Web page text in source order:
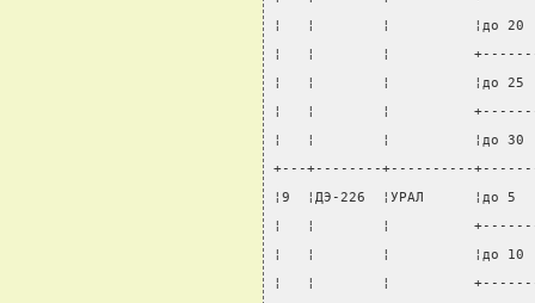
¦   ¦        ¦          ¦до 20
¦   ¦        ¦
¦   ¦        ¦          ¦до 25
¦   ¦        ¦
¦   ¦        ¦          ¦до 30
+---+--------+----------
¦9  ¦ДЭ-226  ¦УРАЛ      ¦до
¦   ¦        ¦
¦   ¦        ¦          ¦до 10
¦   ¦        ¦